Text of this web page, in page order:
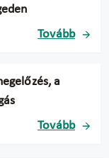
Tovább
a
Tovább